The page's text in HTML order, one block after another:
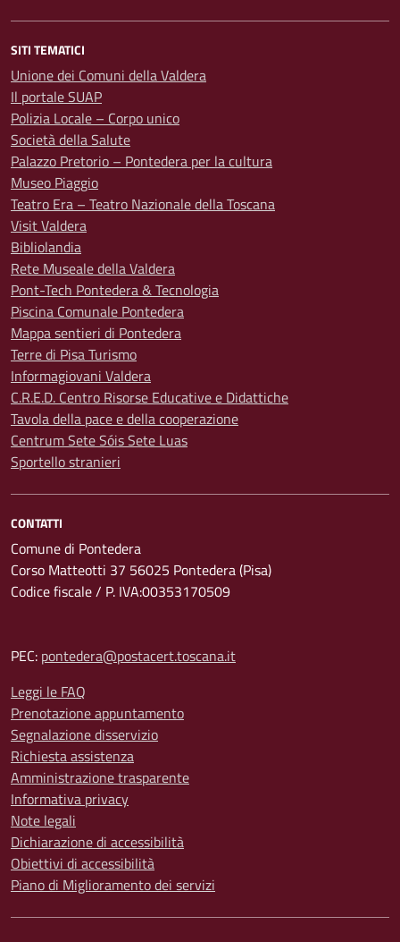
SITI TEMATICI
Unione dei Comuni della Valdera
Il portale SUAP
Polizia Locale – Corpo unico
Società della Salute
Palazzo Pretorio – Pontedera per la cultura
Museo Piaggio
Teatro Era – Teatro Nazionale della Toscana
Visit Valdera
Bibliolandia
Rete Museale della Valdera
Pont-Tech Pontedera & Tecnologia
Piscina Comunale Pontedera
Mappa sentieri di Pontedera
Terre di Pisa Turismo
Informagiovani Valdera
C.R.E.D. Centro Risorse Educative e Didattiche
Tavola della pace e della cooperazione
Centrum Sete Sóis Sete Luas
Sportello stranieri
CONTATTI
Comune di Pontedera
Corso Matteotti 37 56025 Pontedera (Pisa)
Codice fiscale / P. IVA:00353170509
PEC: pontedera@postacert.toscana.it
Leggi le FAQ
Prenotazione appuntamento
Segnalazione disservizio
Richiesta assistenza
Amministrazione trasparente
Informativa privacy
Note legali
Dichiarazione di accessibilità
Obiettivi di accessibilità
Piano di Miglioramento dei servizi